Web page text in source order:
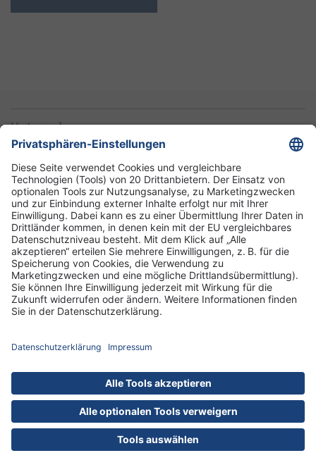
Unternehmen
Informationen
Standorte
DRK-Schwesternschaft Berlin
Impressum
Hausordnung
nach oben